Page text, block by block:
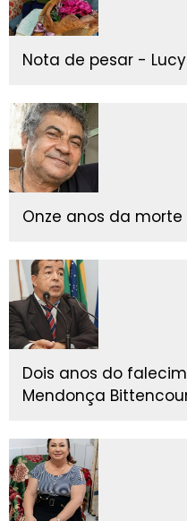
Nota de pesar -
Onze anos da
Dois anos do
Mendonça